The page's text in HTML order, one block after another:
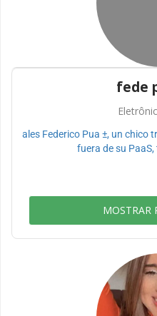
fede
ales Federico Pua ±, un chico
fuera de su
MOSTRAR